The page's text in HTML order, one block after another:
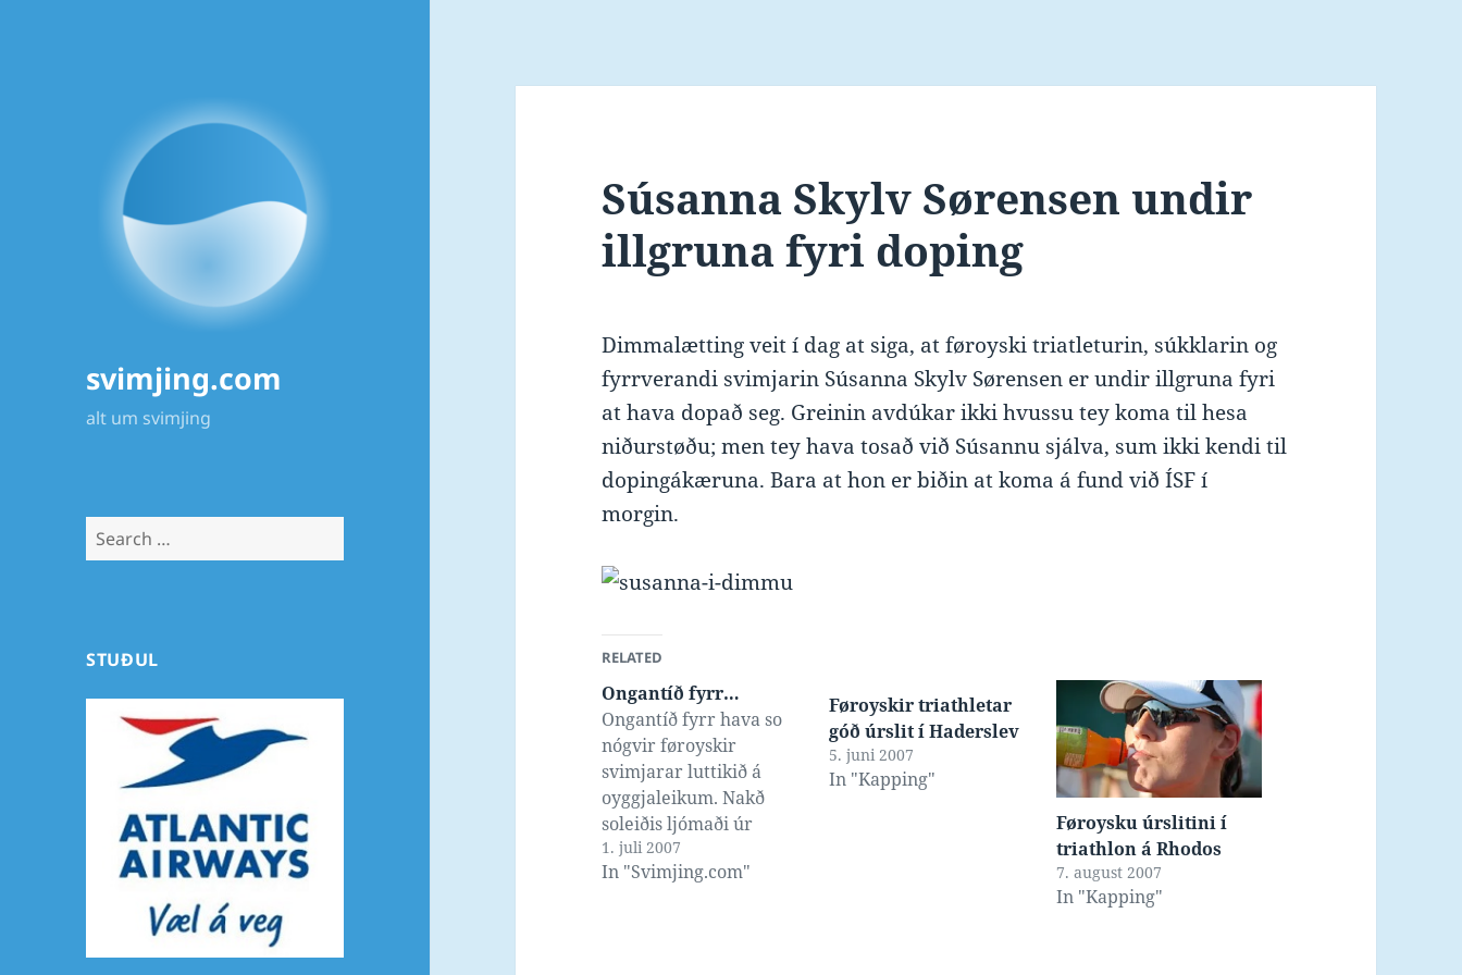
svimjing.com
alt um svimjing
Search
for:
STUÐUL
Súsanna Skylv Sørensen undir
illgruna fyri doping
Dimmalætting veit í dag at siga, at føroyski triatleturin, súkklarin og
fyrrverandi svimjarin Súsanna Skylv Sørensen er undir illgruna fyri
at hava dopað seg. Greinin avdúkar ikki hvussu tey koma til hesa
niðurstøðu; men tey hava tosað við Súsannu sjálva, sum ikki kendi til
dopingákæruna. Bara at hon er biðin at koma á fund við ÍSF í
morgin.
RELATED
Ongantíð fyrr…
Ongantíð fyrr hava so
nógvir føroyskir
svimjarar luttikið á
oyggjaleikum. Nakð
soleiðis ljómaði úr
Útvarpslurtinum her
fyri. Soleiðis eru vit
1. juli 2007
In "Svimjing.com"
Føroyskir triathletar
góð úrslit í Haderslev
5. juni 2007
In "Kapping"
Føroysku úrslitini í
triathlon á Rhodos
7. august 2007
In "Kapping"